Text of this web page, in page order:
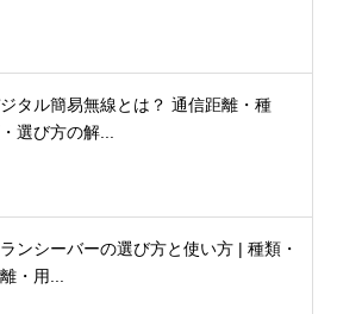
タル簡易無線とは？ 通信距離・種
選び方の解...
ランシーバーの選び方と使い方 | 種類・
・用...